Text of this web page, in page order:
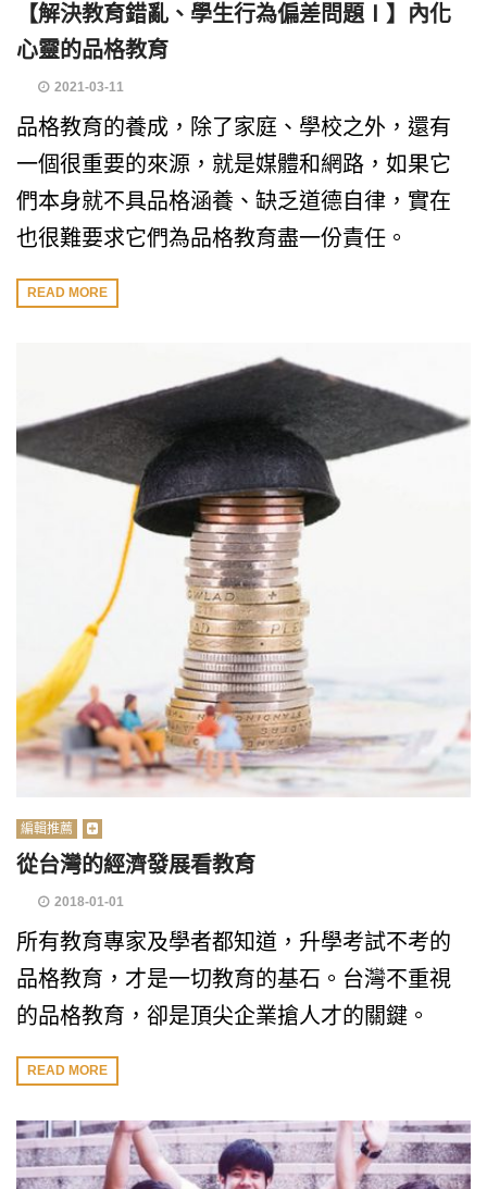
【解決教育錯亂、學生行為偏差問題Ⅰ】內化
心靈的品格教育
2021-03-11
品格教育的養成，除了家庭、學校之外，還有
一個很重要的來源，就是媒體和網路，如果它
們本身就不具品格涵養、缺乏道德自律，實在
也很難要求它們為品格教育盡一份責任。
READ MORE
編輯推薦
從台灣的經濟發展看教育
2018-01-01
所有教育專家及學者都知道，升學考試不考的
品格教育，才是一切教育的基石。台灣不重視
的品格教育，卻是頂尖企業搶人才的關鍵。
READ MORE